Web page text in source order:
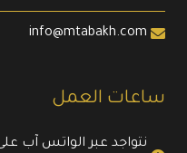
info@mtabakh.com
ساعات العمل
نتواجد عبر الواتس آب